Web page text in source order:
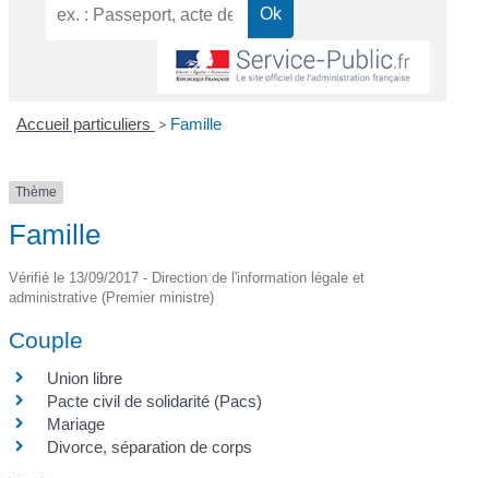
Accueil particuliers > Famille
Thème
Famille
Vérifié le 13/09/2017 - Direction de l'information légale et
administrative (Premier ministre)
Couple
Union libre
Pacte civil de solidarité (Pacs)
Mariage
Divorce, séparation de corps